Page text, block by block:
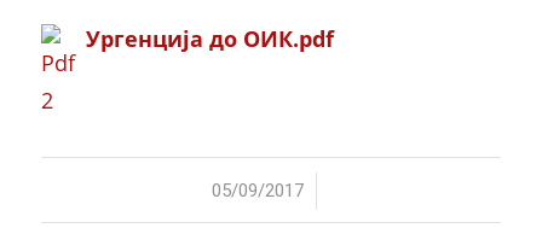
Ургенција до ОИК.pdf
05/09/2017
/